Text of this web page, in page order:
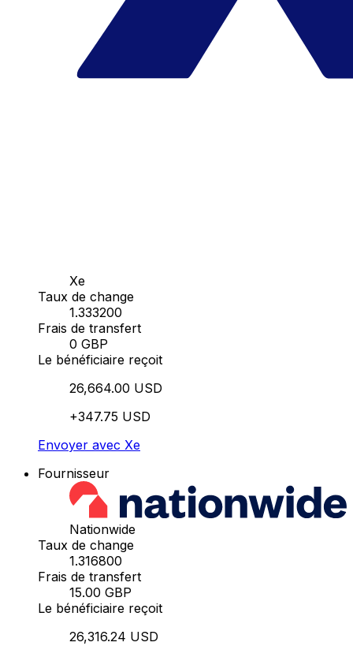
Xe
Taux de change
1.333200
Frais de transfert
0 GBP
Le bénéficiaire reçoit
26,664.00 USD
+347.75 USD
Envoyer avec Xe
Fournisseur
Nationwide
Taux de change
1.316800
Frais de transfert
15.00 GBP
Le bénéficiaire reçoit
26,316.24 USD